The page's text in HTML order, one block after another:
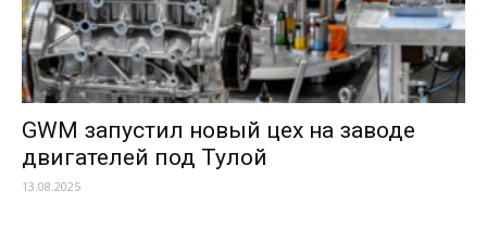
GWM запустил новый цех на заводе
двигателей под Тулой
13.08.2025